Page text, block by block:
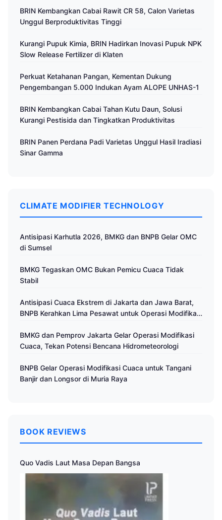
BRIN Kembangkan Cabai Rawit CR 58, Calon Varietas
Unggul Berproduktivitas Tinggi
Kurangi Pupuk Kimia, BRIN Hadirkan Inovasi Pupuk NPK
Slow Release Fertilizer di Klaten
Perkuat Ketahanan Pangan, Kementan Dukung
Pengembangan 5.000 Indukan Ayam ALOPE UNHAS-1
BRIN Kembangkan Cabai Tahan Kutu Daun, Solusi
Kurangi Pestisida dan Tingkatkan Produktivitas
BRIN Panen Perdana Padi Varietas Unggul Hasil Iradiasi
Sinar Gamma
CLIMATE MODIFIER TECHNOLOGY
Antisipasi Karhutla 2026, BMKG dan BNPB Gelar OMC
di Sumsel
BMKG Tegaskan OMC Bukan Pemicu Cuaca Tidak
Stabil
Antisipasi Cuaca Ekstrem di Jakarta dan Jawa Barat,
BNPB Kerahkan Lima Pesawat untuk Operasi Modifikasi
BMKG dan Pemprov Jakarta Gelar Operasi Modifikasi
Cuaca, Tekan Potensi Bencana Hidrometeorologi
BNPB Gelar Operasi Modifikasi Cuaca untuk Tangani
Banjir dan Longsor di Muria Raya
BOOK REVIEWS
Quo Vadis Laut Masa Depan Bangsa